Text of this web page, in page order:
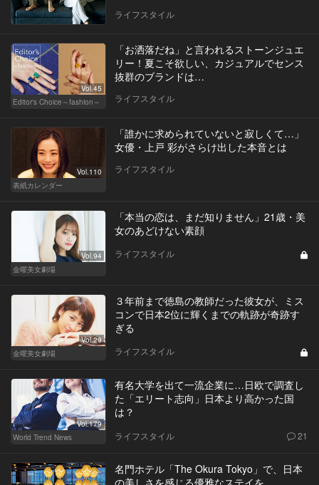
ライフスタイル
Vol.45
Editor's Choice～fashion～
「お洒落だね」と言われるストーンジュエ
リー！夏こそ欲しい、カジュアルでセンス
抜群のブランドは…
ライフスタイル
Vol.110
表紙カレンダー
「誰かに求められていないと寂しくて…」
女優・上戸 彩がさらけ出した本音とは
ライフスタイル
Vol.94
金曜美女劇場
「本当の恋は、まだ知りません」21歳・美
女のあどけない素顔
ライフスタイル
Vol.29
金曜美女劇場
３年前まで徳島の教師だった彼女が、ミス
コンで日本2位に輝くまでの軌跡が奇跡す
ぎる
ライフスタイル
Vol.179
World Trend News
有名大学を出て一流企業に…日欧で調査し
た「エリート志向」日本より高かった国
は？
ライフスタイル 21
名門ホテル「The Okura Tokyo」で、日本